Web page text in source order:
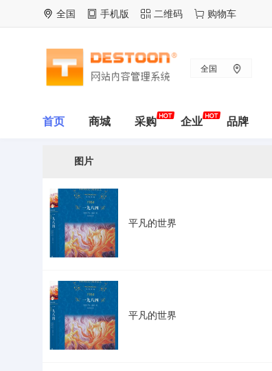
全国 手机版 二维码 购物车
全国
首页 商城 采购 企业 品牌
图片
平凡的世界
平凡的世界